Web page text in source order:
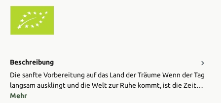
Beschreibung
Die sanfte Vorbereitung auf das Land der Träume Wenn der Tag
langsam ausklingt und die Welt zur Ruhe kommt, ist die Zeit…
Mehr